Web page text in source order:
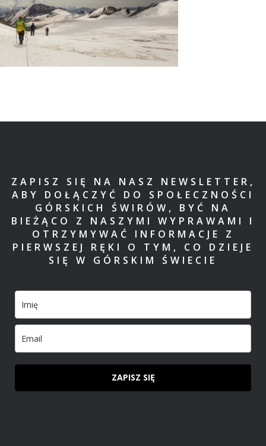
ZAPISZ SIĘ NA NASZ NEWSLETTER,
ABY DOŁĄCZYĆ DO SPOŁECZNOŚCI
GÓRSKICH ŚWIRÓW, BYĆ NA
BIEŻĄCO Z NASZYMI WYPRAWAMI I
OTRZYMYWAĆ INFORMACJE Z
PIERWSZEJ RĘKI O TYM, CO DZIEJE
SIĘ W GÓRSKIM ŚWIECIE
ZAPISZ SIĘ